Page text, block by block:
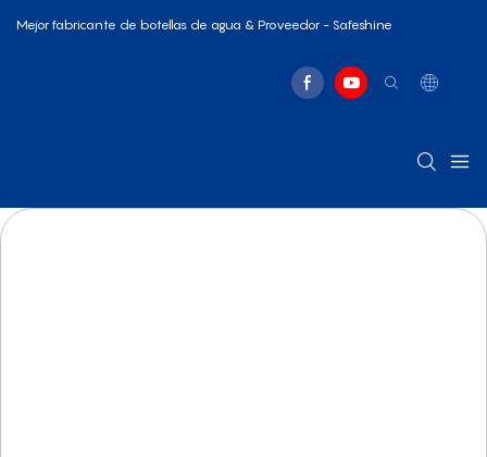
Mejor fabricante de botellas de agua & Proveedor - Safeshine